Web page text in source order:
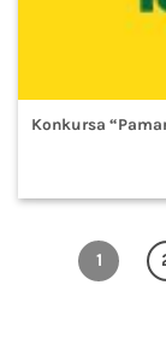
Konkursa
1